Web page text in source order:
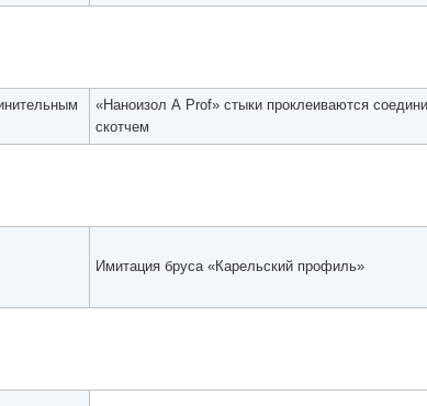
«Наноизол А Prof» стыки проклеиваются
скотчем
Имитация бруса «Карельский профиль»